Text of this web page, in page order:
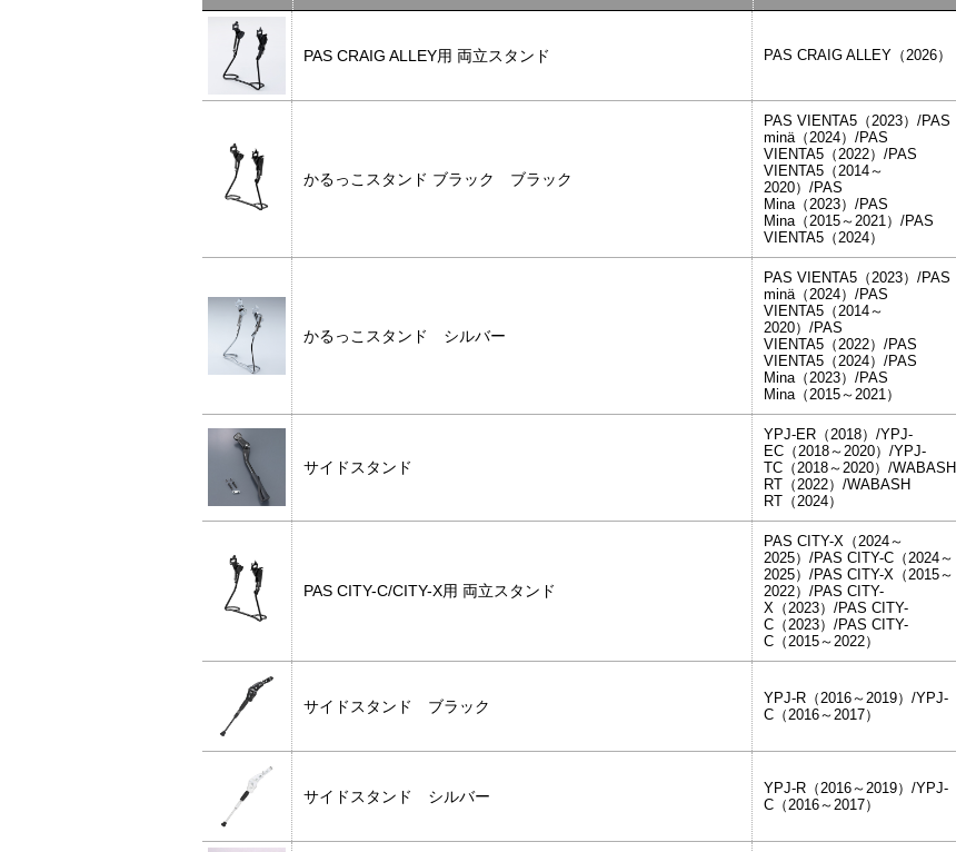
PAS CRAIG ALLEY用 両立スタンド PAS CRAIG ALLEY（2026）
かるっこスタンド ブラック ブラック
PAS VIENTA5（2023）/PAS
minä（2024）/PAS
VIENTA5（2022）/PAS
VIENTA5（2014～
2020）/PAS
Mina（2023）/PAS
Mina（2015～2021）/PAS
VIENTA5（2024）
かるっこスタンド シルバー
PAS VIENTA5（2023）/PAS
minä（2024）/PAS
VIENTA5（2014～
2020）/PAS
VIENTA5（2022）/PAS
VIENTA5（2024）/PAS
Mina（2023）/PAS
Mina（2015～2021）
サイドスタンド
YPJ-ER（2018）/YPJ-
EC（2018～2020）/YPJ-
TC（2018～2020）/WABASH
RT（2022）/WABASH
RT（2024）
PAS CITY-C/CITY-X用 両立スタンド
PAS CITY-X（2024～
2025）/PAS CITY-C（2024～
2025）/PAS CITY-X（2015～
2022）/PAS CITY-
X（2023）/PAS CITY-
C（2023）/PAS CITY-
C（2015～2022）
サイドスタンド ブラック
YPJ-R（2016～2019）/YPJ-
C（2016～2017）
サイドスタンド シルバー
YPJ-R（2016～2019）/YPJ-
C（2016～2017）